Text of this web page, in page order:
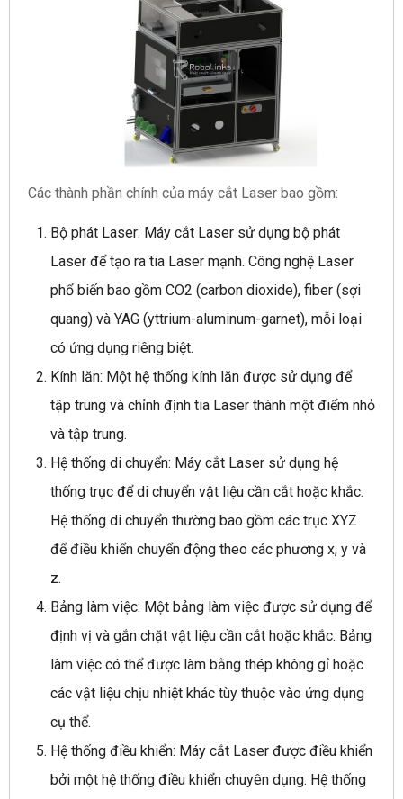
Các thành phần chính của máy cắt Laser bao gồm:
Bộ phát Laser: Máy cắt Laser sử dụng bộ phát
Laser để tạo ra tia Laser mạnh. Công nghệ Laser
phổ biến bao gồm CO2 (carbon dioxide), fiber (sợi
quang) và YAG (yttrium-aluminum-garnet), mỗi loại
có ứng dụng riêng biệt.
Kính lăn: Một hệ thống kính lăn được sử dụng để
tập trung và chỉnh định tia Laser thành một điểm nhỏ
và tập trung.
Hệ thống di chuyển: Máy cắt Laser sử dụng hệ
thống trục để di chuyển vật liệu cần cắt hoặc khắc.
Hệ thống di chuyển thường bao gồm các trục XYZ
để điều khiển chuyển động theo các phương x, y và
z.
Bảng làm việc: Một bảng làm việc được sử dụng để
định vị và gắn chặt vật liệu cần cắt hoặc khắc. Bảng
làm việc có thể được làm bằng thép không gỉ hoặc
các vật liệu chịu nhiệt khác tùy thuộc vào ứng dụng
cụ thể.
Hệ thống điều khiển: Máy cắt Laser được điều khiển
bởi một hệ thống điều khiển chuyên dụng. Hệ thống